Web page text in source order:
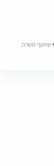
שיתוף משרה